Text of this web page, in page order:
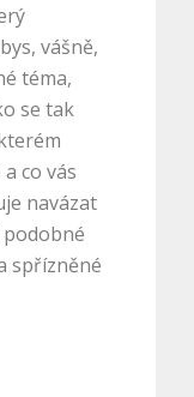
vášně,
téma,
se tak
co vás
navázat
spřízněné